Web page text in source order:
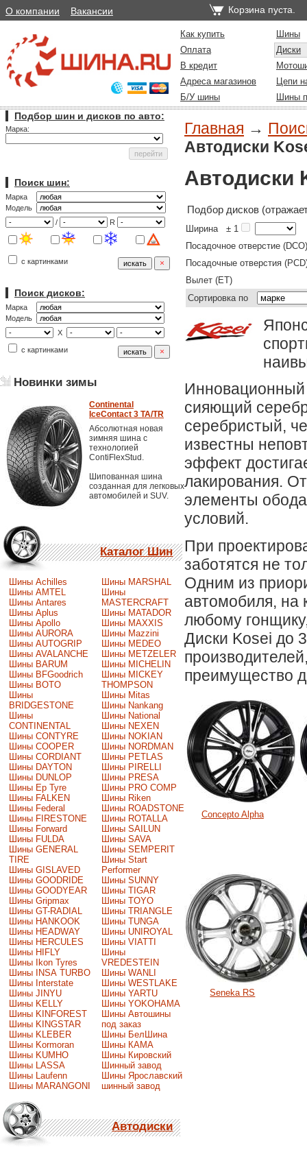
О компании Вакансии Корзина пуста.
Как купить
Шины
Оплата
Диски
В кредит
Адреса магазинов
Цепи
Б/У шины
Шины
Подбор шин и дисков по авто:
Марка:
Поиск шин:
Марка
Модель
/
R
с картинками
Поиск дисков:
Марка
Модель
X
с картинками
Новинки зимы
Continental
IceContact 3 TA/TR
Абсолютная новая
зимняя шина с
технологией
ContiFlexStud.
Шипованная шина
созданная для легковых
автомобилей и SUV.
Каталог Шин
Шины Achilles
Шины AMTEL
Шины Antares
Шины Aplus
Шины Apollo
Шины AURORA
Шины AUTOGRIP
Шины AVALANCHE
Шины BARUM
Шины BFGoodrich
Шины BOTO
Шины
BRIDGESTONE
Шины
CONTINENTAL
Шины CONTYRE
Шины COOPER
Шины CORDIANT
Шины DAYTON
Шины DUNLOP
Шины Ep Tyre
Шины FALKEN
Шины Federal
Шины FIRESTONE
Шины Forward
Шины FULDA
Шины GENERAL
TIRE
Шины GISLAVED
Шины GOODRIDE
Шины GOODYEAR
Шины Gripmax
Шины GT-RADIAL
Шины HANKOOK
Шины HEADWAY
Шины HERCULES
Шины HIFLY
Шины Ikon Tyres
Шины INSA TURBO
Шины Interstate
Шины JINYU
Шины KELLY
Шины KINFOREST
Шины KINGSTAR
Шины KLEBER
Шины Kormoran
Шины KUMHO
Шины LASSA
Шины Laufenn
Шины MARANGONI
Шины MARSHAL
Шины
MASTERCRAFT
Шины MATADOR
Шины MAXXIS
Шины Mazzini
Шины MEDEO
Шины METZELER
Шины MICHELIN
Шины MICKEY
THOMPSON
Шины Mitas
Шины Nankang
Шины National
Шины NEXEN
Шины NOKIAN
Шины NORDMAN
Шины PETLAS
Шины PIRELLI
Шины PRESA
Шины PRO COMP
Шины Riken
Шины ROADSTONE
Шины ROTALLA
Шины SAILUN
Шины SAVA
Шины SEMPERIT
Шины Start
Performer
Шины SUNNY
Шины TIGAR
Шины TOYO
Шины TRIANGLE
Шины TUNGA
Шины UNIROYAL
Шины VIATTI
Шины
VREDESTEIN
Шины WANLI
Шины WESTLAKE
Шины YARTU
Шины YOKOHAMA
Шины Автошины
под заказ
Шины БелШина
Шины КАМА
Шины Кировский
Шинный завод
Шины Ярославский
шинный завод
Автодиски
Главная →
Автодиски
Автодиски
Подбор дисков
Ширина
± 1
Посадочное отверстие (DCO)
Посадочные отверстия
Вылет (ET)
Сортировка по
Инновационный
сияющий
серебристый,
известны
эффект
лакирования.
элементы
условий.
При
заботятся не
Одним из
автомобиля, на
любому
Диски Kosei до
преимущество
Concepto Alpha
Seneka RS